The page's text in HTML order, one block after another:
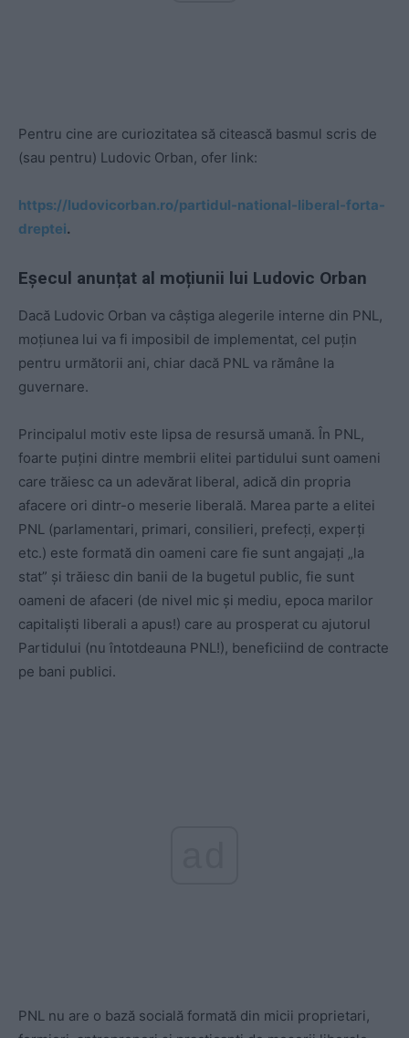
Pentru cine are curiozitatea să citească basmul scris de
(sau pentru) Ludovic Orban, ofer link:
https://ludovicorban.ro/partidul-national-liberal-forta-
dreptei.
Eșecul anunțat al moțiunii lui Ludovic Orban
Dacă Ludovic Orban va câștiga alegerile interne din PNL,
moțiunea lui va fi imposibil de implementat, cel puțin
pentru următorii ani, chiar dacă PNL va rămâne la
guvernare.
Principalul motiv este lipsa de resursă umană. În PNL,
foarte puțini dintre membrii elitei partidului sunt oameni
care trăiesc ca un adevărat liberal, adică din propria
afacere ori dintr-o meserie liberală. Marea parte a elitei
PNL (parlamentari, primari, consilieri, prefecți, experți
etc.) este formată din oameni care fie sunt angajați „la
stat” și trăiesc din banii de la bugetul public, fie sunt
oameni de afaceri (de nivel mic și mediu, epoca marilor
capitaliști liberali a apus!) care au prosperat cu ajutorul
Partidului (nu întotdeauna PNL!), beneficiind de contracte
pe bani publici.
PNL nu are o bază socială formată din micii proprietari,